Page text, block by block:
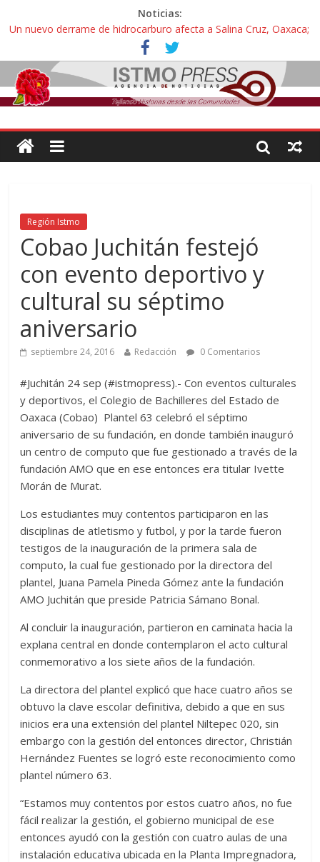
Noticias:
Un nuevo derrame de hidrocarburo afecta a Salina Cruz, Oaxaca;
ahora pescadores de Salinas del Marqués denuncian daños de
Pemex
Ángel, el joven autista expulsado por la Universidad Bienestar de
Ixtepec, Oaxaca vuelve a las aulas tras amparo
Familiares de periodista Alejandro Leyva se reúnen con titular de
intelectuales de su asesinato
Alertan pescadores de Juchitán, Oaxaca de nuevo despojo de su
Región Istmo
Cobao Juchitán festejó
con evento deportivo y
cultural su séptimo
aniversario
septiembre 24, 2016 Redacción 0 Comentarios
#Juchitán 24 sep (#istmopress).- Con eventos culturales
y deportivos, el Colegio de Bachilleres del Estado de
Oaxaca (Cobao) Plantel 63 celebró el séptimo
aniversario de su fundación, en donde también inauguró
un centro de computo que fue gestionado a través de la
fundación AMO que en ese entonces era titular Ivette
Morán de Murat.
Los estudiantes muy contentos participaron en las
disciplinas de atletismo y futbol, y por la tarde fueron
testigos de la inauguración de la primera sala de
computo, la cual fue gestionado por la directora del
plantel, Juana Pamela Pineda Gómez ante la fundación
AMO Juchitán que preside Patricia Sámano Bonal.
Al concluir la inauguración, partieron en caminata hacia la
explana central en donde contemplaron el acto cultural
conmemorativo a los siete años de la fundación.
La directora del plantel explicó que hace cuatro años se
obtuvo la clave escolar definitiva, debido a que en sus
inicios era una extensión del plantel Niltepec 020, sin
embargo con la gestión del entonces director, Christián
Hernández Fuentes se logró este reconocimiento como
plantel número 63.
“Estamos muy contentos por estos cuatro años, no fue
fácil realizar la gestión, el gobierno municipal de ese
entonces ayudó con la gestión con cuatro aulas de una
instalación educativa ubicada en la Planta Impregnadora,